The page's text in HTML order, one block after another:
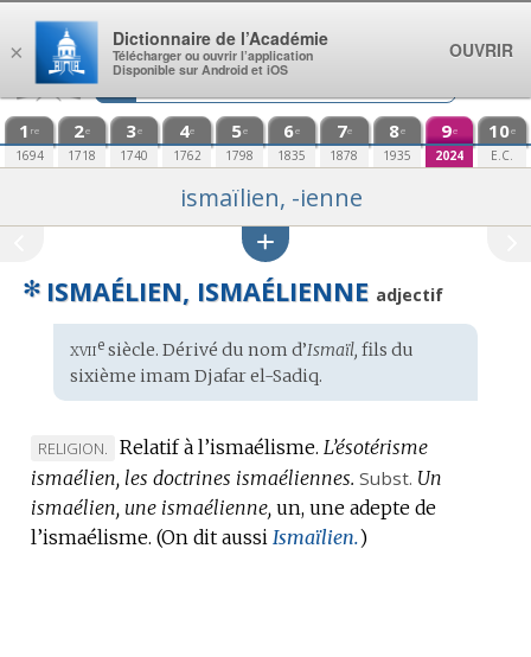
Aller au contenu
1 re
1694
2e
1718
3e
1740
4e
1762
5e
1798
6e
1835
7e
1878
8e
1935
9e
2024
10e
E.C.
ismaïlien, -ienne
✻ ISMAÉLIEN, ISMAÉLIENNE adjectif
Étymologie
:
xviiesiècle. Dérivé du nom d’Ismaïl, fils du
sixième imam Djafar el-Sadiq.
MARQUE
DE
DOMAINE
:
RELIGION. Relatif à l’ismaélisme. L’ésotérisme
ismaélien, les doctrines ismaéliennes. Subst. Un
ismaélien, une ismaélienne, un, une adepte de
l’ismaélisme. (On dit aussi Ismaïlien.)
×
Dictionnaire de l’Académie
Télécharger ou ouvrir l’application
Disponible sur Android et iOS
OUVRIR